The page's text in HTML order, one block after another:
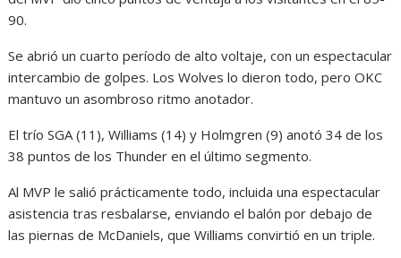
90.
Se abrió un cuarto período de alto voltaje, con un espectacular
intercambio de golpes. Los Wolves lo dieron todo, pero OKC
mantuvo un asombroso ritmo anotador.
El trío SGA (11), Williams (14) y Holmgren (9) anotó 34 de los
38 puntos de los Thunder en el último segmento.
Al MVP le salió prácticamente todo, incluida una espectacular
asistencia tras resbalarse, enviando el balón por debajo de
las piernas de McDaniels, que Williams convirtió en un triple.